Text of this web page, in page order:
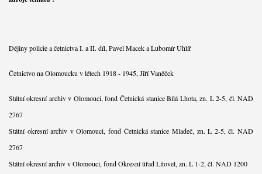
Dějiny policie a četnictva I. a II. díl, Pavel Macek a Lubomír Uhlíř
Četnictvo na Olomoucku v létech 1918 - 1945, Jiří Vaněček
Státní okresní archiv v Olomouci, fond Četnická stanice Bílá Lhota, zn. L 2-5, čl. NAD
2767
Státní okresní archiv v Olomouci, fond Četnická stanice Mladeč, zn. L 2-5, čl. NAD
2767
Státní okresní archiv v Olomouci, fond Okresní úřad Litovel, zn. L 1-2, čl. NAD 1200